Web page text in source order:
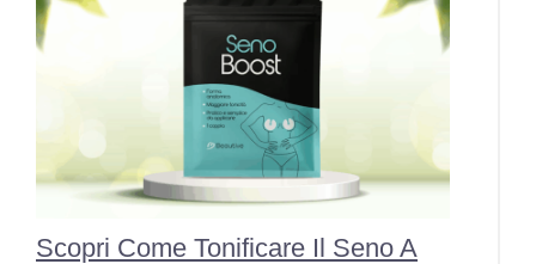
Scopri Come Tonificare Il Seno A